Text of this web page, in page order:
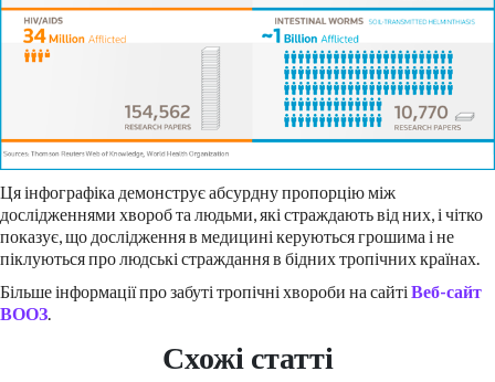
Ця інфографіка демонструє абсурдну пропорцію між
дослідженнями хвороб та людьми, які страждають від них, і чітко
показує, що дослідження в медицині керуються грошима і не
піклуються про людські страждання в бідних тропічних країнах.
Більше інформації про забуті тропічні хвороби на сайті Веб-сайт
ВООЗ.
Схожі статті